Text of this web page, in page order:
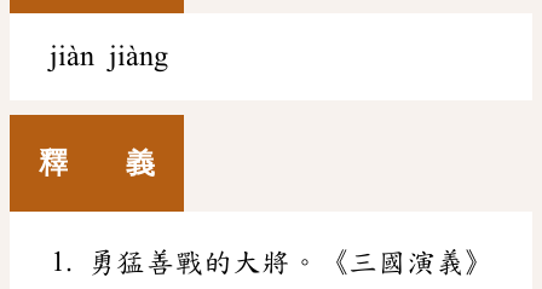
jiàn jiàng
釋 義
勇猛善戰的大將。《三國演義》